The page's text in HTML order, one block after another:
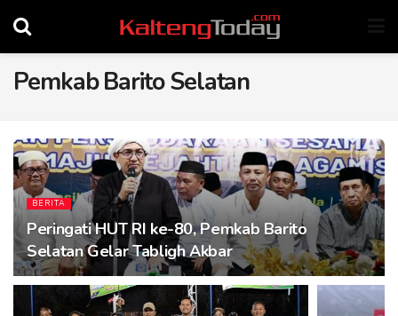
Pemkab Barito Selatan
BERITA
Peringati HUT RI ke-80, Pemkab Barito
Selatan Gelar Tabligh Akbar